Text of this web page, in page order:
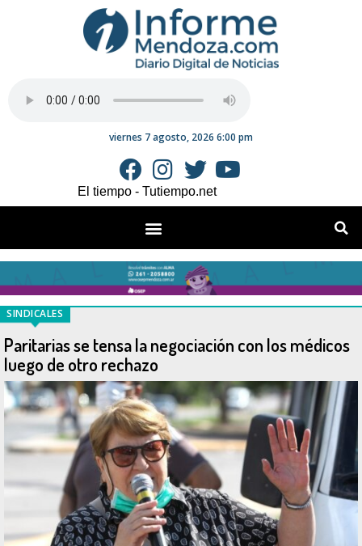
viernes 7 agosto, 2026 6:00 pm
El tiempo - Tutiempo.net
SINDICALES
Paritarias se tensa la negociación con los médicos
luego de otro rechazo